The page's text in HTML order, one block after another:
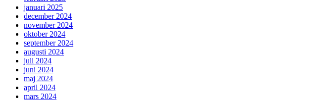
januari 2025
december 2024
november 2024
oktober 2024
september 2024
augusti 2024
juli 2024
juni 2024
maj 2024
april 2024
mars 2024